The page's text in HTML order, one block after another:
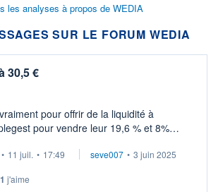
les analyses à propos de WEDIA
SUR LE FORUM WEDIA
30,5 €
pour offrir de la liquidité à
pour vendre leur 19,6 % et 8%
• 11 juil. • 17:49 seve007 • 3 juin 2025
1 j'aime